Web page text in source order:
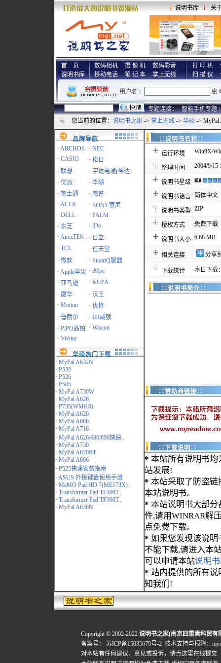
说明书库 关
首 页
说明书库
数码相机 摄 像 机
数码影音
移动电话
笔 记 本 掌上无线
打 印 机
扫 描 仪
专题连接： 智能手机专题 |
您当前的位置： 说明书之家 -> 掌上无线 -> 华硕 -> MyPal
品牌导航
· ARCHOS · NEC
· CASIO · 松日
· 联想 · 宇达电通(神达)
· 优派 · 华硕
· 富士通 · 惠普
· ACER · SONY索尼
· DELL · PALM
· 东芝 · iDo
· AncxTEK · 日立
· TCL · 任天堂
· 微软 · SmartQ智器
· Apple苹果 · iMpc
· 亚马逊 · KUPA
· 厦华 · 汉王
· Motion · 优择
· 普耐尔 · IEI威强
· PiPO品铂 · Wacom
· Vivitar
华硕热门下载
· MyPal A632N
· P535
· P526
· P505
· MyPal A730W
· MyPal A626
· P735(WM6.0)
· MyPal A620
· MyPal A686
· MyPal A716
· MyPal A626/686/696快速..
· MyPal A730
· MyPal A620BT
· MyPal A696
· P525快速安装指南
· ASUS 外接键盘使用手册
· MeMO Pad HD 7(ME173X)
· Transformer Pad TF300T..
· Transformer Pad TF300T..
· MyPal A636N
∷说明书名
运行环境 Win9X/
整理时间 2004/9/15
说明书星级
说明书语言 简体中文
说明书类型 ZIP
授权方式 免费下载
说明书大小 6.68 MB
相关连接 分享
下载统计 本日下载
∷说明书简介∷
∷赞助商链接∷
∷下载说明∷
* 本站所有说明书均
站发展!
* 本站采取了防盗链
本站说明书。
* 本站说明书大部分
件,请用WINRAR解
点免费下载。
* 如果您发现该说明
不能下载,请进入本
可以申请本站说明
* 站内提供的所有
知我们!
Copyright © 2002-2022 说明书之家(南京四重奏科贸有
备案号：
苏ICP备15035679号-2 技术支持与报障：
对本站有任何建议、意见或投诉， 请点这里在线提交